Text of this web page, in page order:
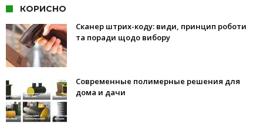
КОРИСНО
Сканер штрих-коду: види, принцип роботи
та поради щодо вибору
Современные полимерные решения для
дома и дачи